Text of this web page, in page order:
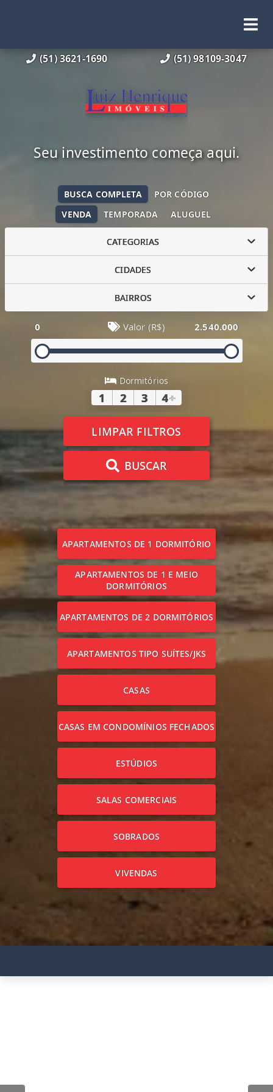
(51) 3621-1690 (51) 98109-3047
Seu investimento começa aqui.
VENDA TEMPORADA ALUGUEL
BUSCA COMPLETA POR CÓDIGO
CATEGORIAS
CIDADES
BAIRROS
0 Valor (R$) 2.540.000
Dormitórios
1 2 3 4+
LIMPAR FILTROS
BUSCAR
APARTAMENTOS DE 1 DORMITÓRIO
APARTAMENTOS DE 1 E MEIO
DORMITÓRIOS
APARTAMENTOS DE 2 DORMITÓRIOS
APARTAMENTOS TIPO SUÍTES/JKS
CASAS
CASAS EM CONDOMÍNIOS FECHADOS
ESTÚDIOS
SALAS COMERCIAIS
SOBRADOS
VIVENDAS